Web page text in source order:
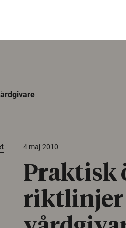
4 maj 2010
Praktisk
riktlinjer